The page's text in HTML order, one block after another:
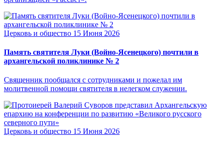
Церковь и общество 15 Июня 2026
Память святителя Луки (Войно-Ясенецкого) почтили в
архангельской поликлинике № 2
Священник пообщался с сотрудниками и пожелал им
молитвенной помощи святителя в нелегком служении.
Церковь и общество 15 Июня 2026